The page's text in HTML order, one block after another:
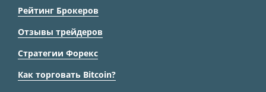
Рейтинг Брокеров
Отзывы трейдеров
Стратегии Форекс
Как торговать Bitcoin?